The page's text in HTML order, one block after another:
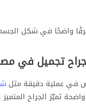
واضحًا في شكل
جراح تجميل في
في عملية دقيقة مثل
تميّز الجراح